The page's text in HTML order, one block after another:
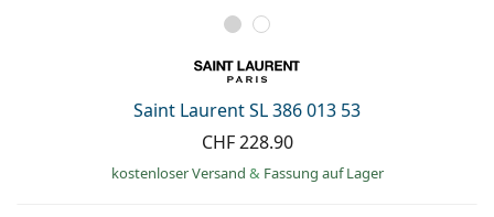
Saint Laurent SL 386 013 53
CHF 228.90
kostenloser Versand & Fassung auf Lager